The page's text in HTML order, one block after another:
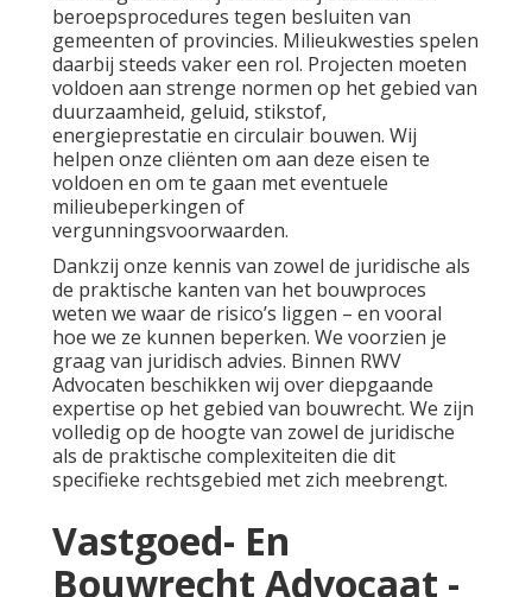
beroepsprocedures tegen besluiten van
gemeenten of provincies. Milieukwesties spelen
daarbij steeds vaker een rol. Projecten moeten
voldoen aan strenge normen op het gebied van
duurzaamheid, geluid, stikstof,
energieprestatie en circulair bouwen. Wij
helpen onze cliënten om aan deze eisen te
voldoen en om te gaan met eventuele
milieubeperkingen of
vergunningsvoorwaarden.
Dankzij onze kennis van zowel de juridische als
de praktische kanten van het bouwproces
weten we waar de risico’s liggen – en vooral
hoe we ze kunnen beperken. We voorzien je
graag van juridisch advies. Binnen RWV
Advocaten beschikken wij over diepgaande
expertise op het gebied van bouwrecht. We zijn
volledig op de hoogte van zowel de juridische
als de praktische complexiteiten die dit
specifieke rechtsgebied met zich meebrengt.
Vastgoed- En
Bouwrecht Advocaat -